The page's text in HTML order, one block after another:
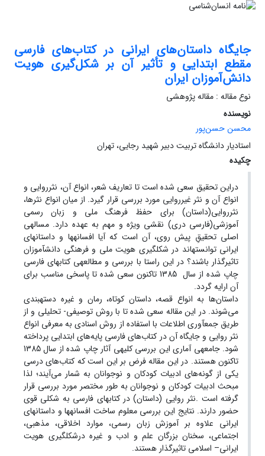
جایگاه داستان‌های ایرانی در کتاب‌های فارسی
مقطع ابتدایی و تأثیر آن بر شکل‌گیری هویت
دانش‌آموزان ایران
نوع مقاله : مقاله پژوهشی
نویسنده
محسن حسن‌پور
استادیار دانشگاه تربیت دبیر شهید رجایی، تهران
چکیده
دراین تحقیق سعی شده است تا تعاریف شعر، انواع آن، نثرروایی و
انواع آن و نثر غیرروایی مورد بررسی قرار گیرد. از میان انواع نثرها،
نثرروایی(داستان) برای حفظ فرهنگ ملی و زبان رسمی
آموزشی(فارسی دری) نقشی ویژه و مهم به عهده دارد. مساله­ی
اصلی تحقیقِ پیش روی، آن است که آیا افسانه­ها و داستان­های
ایرانی توانسته­اند در شکل­گیری هویت ملی و فرهنگی دانش­آموزان
تاثیرگذار باشند؟ در این راستا با بررسی و مطالعه­ی کتاب­های فارسی
چاپ شده از سال 1385 تاکنون سعی شده تا پاسخی مناسب برای
آن ارایه گردد.
داستان‌ها به انواع قصه، داستان کوتاه، رمان و غیره دسته­بندی
می‌شوند. در این مقاله سعی شده تا با روش توصیفی- تحلیلی و از
طریق جمع­آوری اطلاعات با استفاده از روش اسنادی به معرفی انواع
نثر روایی و جایگاه آن در کتاب‌های فارسی پایه‌های ابتدایی پرداخته
شود. جامعه­ی آماری این بررسی کلیه­ی آثار چاپ شده از سال 1385
تاکنون هستند. در این مقاله فرض بر این است که کتاب‌های درسی
یکی از گونه‌های ادبیات کودکان و نوجوانان به شمار می‌آیند؛ لذا
مبحث ادبیات کودکان و نوجوانان به طور مختصر مورد بررسی قرار
گرفته است .نثر روایی (داستان) در کتاب­های فارسی به شکلی قوی
حضور دارند. نتایج این بررسی معلوم ساخت افسانه­ها و داستان­های
ایرانی علاوه بر آموزش زبان رسمی، موارد اخلاقی، مذهبی،
اجتماعی، سخنان بزرگان علم و ادب و غیره درشکل­گیری هویت
ایرانی– اسلامی تاثیرگذار هستند.